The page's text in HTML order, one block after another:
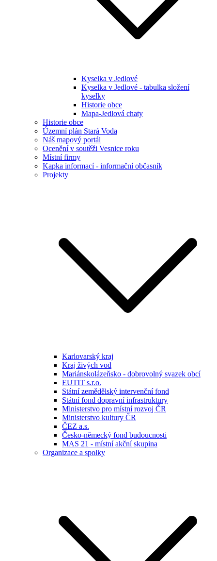
Kyselka v Jedlové
Kyselka v Jedlové - tabulka složení
kyselky
Historie obce
Mapa-Jedlová chaty
Historie obce
Územní plán Stará Voda
Náš mapový portál
Ocenění v soutěži Vesnice roku
Místní firmy
Kapka informací - informační občasník
Projekty
Karlovarský kraj
Kraj živých vod
Mariánskolázeňsko - dobrovolný svazek obcí
EUTIT s.r.o.
Státní zemědělský intervenční fond
Státní fond dopravní infrastruktury
Ministerstvo pro místní rozvoj ČR
Ministerstvo kultury ČR
ČEZ a.s.
Česko-německý fond budoucnosti
MAS 21 - místní akční skupina
Organizace a spolky